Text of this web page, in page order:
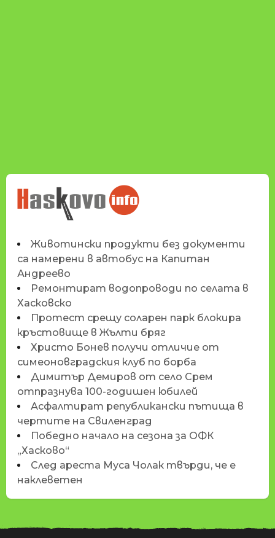
НОВИНИТЕ НА
HASKOVO.INFO
Животински продукти без документи
са намерени в автобус на Капитан
Андреево
Ремонтират водопроводи по селата в
Хасковско
Протест срещу соларен парк блокира
кръстовище в Жълти бряг
Христо Бонев получи отличие от
симеоновградския клуб по борба
Димитър Демиров от село Срем
отпразнува 100-годишен юбилей
Асфалтират републикански пътища в
чертите на Свиленград
Победно начало на сезона за ОФК
„Хасково“
След ареста Муса Чолак твърди, че е
наклеветен